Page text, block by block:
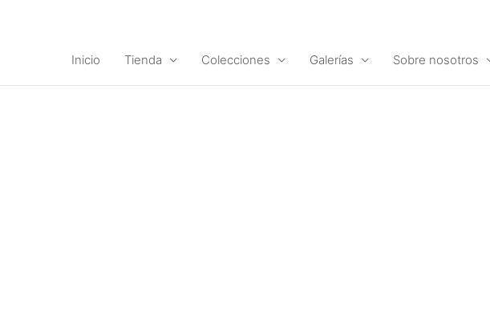
Inicio
Tienda Colecciones Galerías
Sobre nosotros